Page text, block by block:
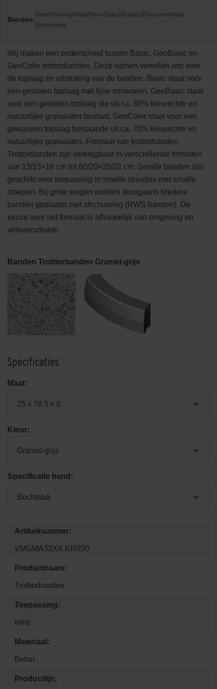
Banden:
BeschrijvingMaatKleurSpecificatiesDocumentatie
Brochures
Wij maken een onderscheid tussen Basic, GeoBasic en
GeoColor trottoirbanden. Deze namen vertellen iets over
de toplaag en uitstraling van de banden. Basic staat voor
een gesloten toplaag met fijne mineralen. GeoBasic staat
voor een gesloten toplaag die uit ca. 80% kleurechte en
natuurlijke granulaten bestaat. GeoColor staat voor een
gewassen toplaag bestaande uit ca. 70% kleurechte en
natuurlijke granulaten. Formaat van trottoirbanden
Trottoirbanden zijn verkrijgbaar in verschillende formaten
van 13/15×16 cm tot 80/20×20/22 cm. Smalle banden zijn
geschikt voor toepassing in smalle straatjes met smalle
stoepen. Bij grote wegen worden doorgaans bredere
banden geplaatst met afschuining (RWS banden). De
keuze voor het formaat is afhankelijk van omgeving en
verkeersdrukte.
Banden Trottiorbanden Graniet-grijs
Specificaties
Maat:
25 x 78.5 x 0
Kleur:
Graniet-grijs
Specificatie band:
Bochtstuk
Artikelnummer:
VMGMA32XX.KR050
Productnaam:
Trottiorbanden
Toepassing:
Infra
Materiaal:
Beton
Productlijn: